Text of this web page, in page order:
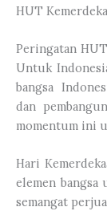
HUT
Peringatan
Untuk
bangsa
dan
momentum ini
Hari
elemen bangsa
semangat